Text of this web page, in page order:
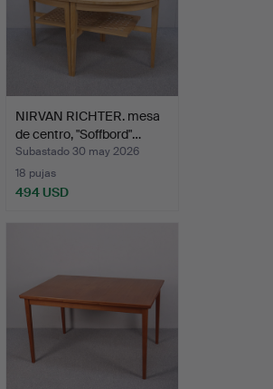
NIRVAN RICHTER. mesa
de centro, "Soffbord"…
Subastado 30 may 2026
18 pujas
494 USD